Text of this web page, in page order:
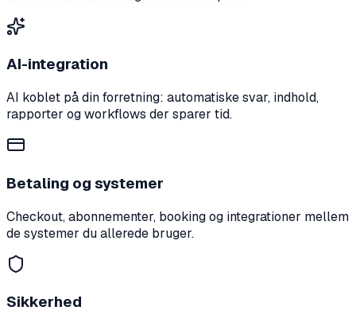
AI-integration
AI koblet på din forretning: automatiske svar, indhold,
rapporter og workflows der sparer tid.
Betaling og systemer
Checkout, abonnementer, booking og integrationer mellem
de systemer du allerede bruger.
Sikkerhed